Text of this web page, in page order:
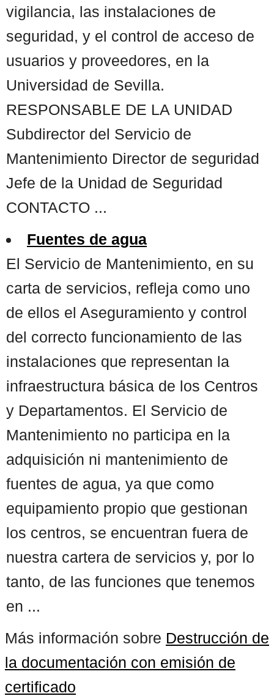
vigilancia, las instalaciones de
seguridad, y el control de acceso de
usuarios y proveedores, en la
Universidad de Sevilla.
RESPONSABLE DE LA UNIDAD
Subdirector del Servicio de
Mantenimiento Director de seguridad
Jefe de la Unidad de Seguridad
CONTACTO ...
Fuentes de agua
El Servicio de Mantenimiento, en su
carta de servicios, refleja como uno
de ellos el Aseguramiento y control
del correcto funcionamiento de las
instalaciones que representan la
infraestructura básica de los Centros
y Departamentos. El Servicio de
Mantenimiento no participa en la
adquisición ni mantenimiento de
fuentes de agua, ya que como
equipamiento propio que gestionan
los centros, se encuentran fuera de
nuestra cartera de servicios y, por lo
tanto, de las funciones que tenemos
en ...
Más información sobre Destrucción de
la documentación con emisión de
certificado